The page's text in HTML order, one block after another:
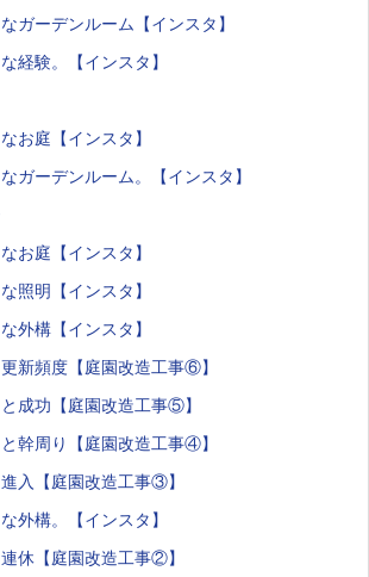
ガーデンルーム【インスタ】
経験。【インスタ】
お庭【インスタ】
ガーデンルーム。【インスタ】
お庭【インスタ】
照明【インスタ】
外構【インスタ】
新頻度【庭園改造工事⑥】
成功【庭園改造工事⑤】
幹周り【庭園改造工事④】
入【庭園改造工事③】
外構。【インスタ】
休【庭園改造工事②】